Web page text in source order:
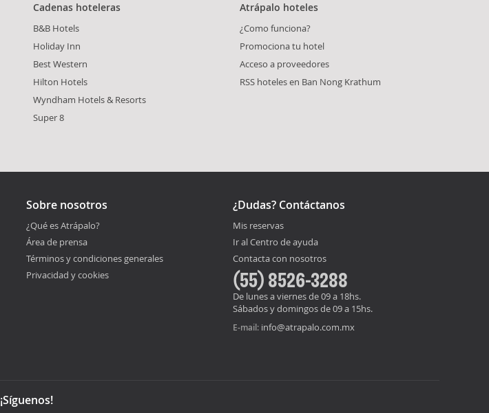
Cadenas hoteleras
B&B Hotels
Holiday Inn
Best Western
Hilton Hotels
Wyndham Hotels & Resorts
Super 8
Atrápalo hoteles
¿Como funciona?
Promociona tu hotel
Acceso a proveedores
RSS hoteles en Ban Nong Krathum
Sobre nosotros
¿Qué es Atrápalo?
Área de prensa
Términos y condiciones generales
Privacidad y cookies
¿Dudas? Contáctanos
Mis reservas
Ir al Centro de ayuda
Contacta con nosotros
(55) 8526-3288
De lunes a viernes de 09 a 18hs.
Sábados y domingos de 09 a 15hs.
E-mail: info@atrapalo.com.mx
¡Síguenos!